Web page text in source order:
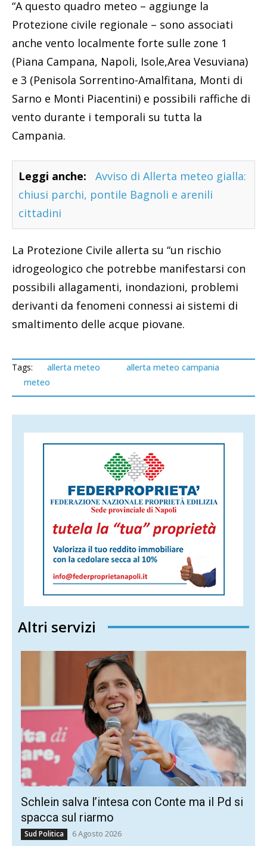
“A questo quadro meteo – aggiunge la
Protezione civile regionale – sono associati
anche vento localmente forte sulle zone 1
(Piana Campana, Napoli, Isole,Area Vesuviana)
e 3 (Penisola Sorrentino-Amalfitana, Monti di
Sarno e Monti Piacentini) e possibili raffiche di
vento durante i temporali su tutta la
Campania.
Leggi anche:
Avviso di Allerta meteo gialla:
chiusi parchi, pontile Bagnoli e arenili
cittadini
La Protezione Civile allerta su “un rischio
idrogeologico che potrebbe manifestarsi con
possibili allagamenti, inondazioni, problemi
derivanti da fenomeni connessi ai sistemi di
smaltimento delle acque piovane.
Tags: allerta meteo
allerta meteo campania
meteo
Altri servizi
Schlein salva l’intesa con Conte ma il Pd si
spacca sul riarmo
Sud Politica 6 Agosto 2026